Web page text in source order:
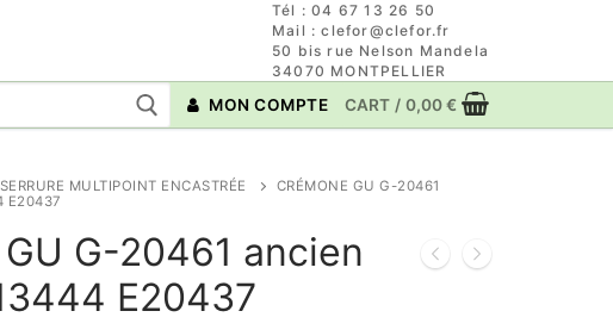
Tél : 04 67 13 26 50
Mail : clefor@clefor.fr
50 bis rue Nelson Mandela
34070 MONTPELLIER
MON COMPTE CART / 0,00€
MULTIPOINT ENCASTRÉE
CRÉMONE GU G-20461
E20437
G-20461 ancien
E20437